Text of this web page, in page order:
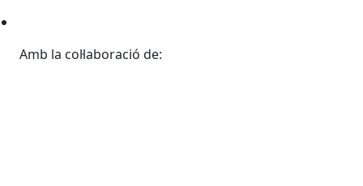
Amb la col·laboració de: